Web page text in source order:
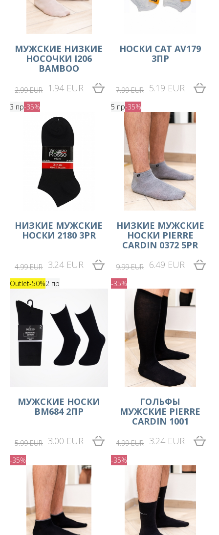
МУЖСКИЕ НИЗКИЕ
НОСОЧКИ I206
BAMBOO
2.99 EUR 1.94 EUR
НОСКИ CAT AV179
3ПР
7.99 EUR 5.19 EUR
3 пр-35%
НИЗКИЕ МУЖСКИЕ
НОСКИ 2180 3PR
4.99 EUR 3.24 EUR
5 пр-35%
НИЗКИЕ МУЖСКИЕ
НОСКИ PIERRE
CARDIN 0372 5PR
9.99 EUR 6.49 EUR
Outlet-50%2 пр
MУЖСКИЕ НОСКИ
BM684 2ПР
5.99 EUR 3.00 EUR
-35%
ГОЛЬФЫ
МУЖСКИЕ PIERRE
CARDIN 1001
4.99 EUR 3.24 EUR
-35% -35%